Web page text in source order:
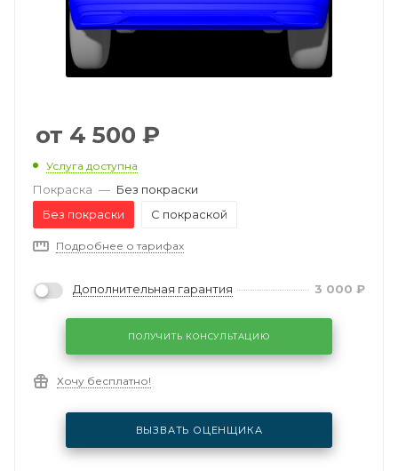
4 500 ₽
Услуга доступна
Покраска — Без покраски
Без покраски
С покраской
Подробнее о тарифах
Дополнительная гарантия 3 000 ₽
ПОЛУЧИТЬ КОНСУЛЬТАЦИЮ
Хочу бесплатно!
ВЫЗВАТЬ ОЦЕНЩИКА